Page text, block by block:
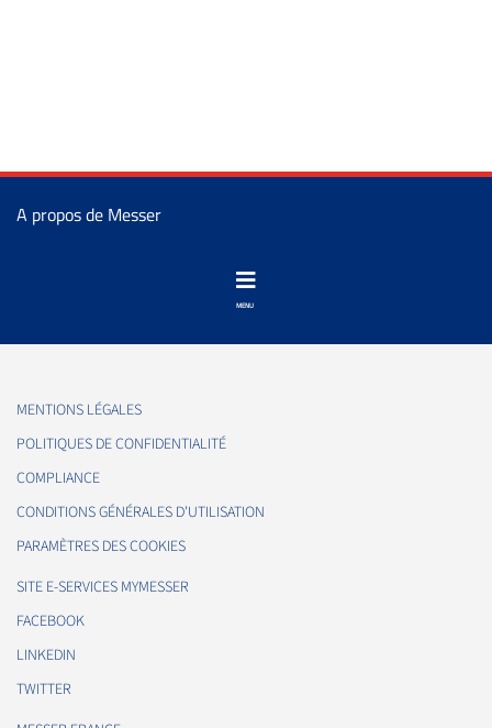
A propos de Messer
MENTIONS LÉGALES
POLITIQUES DE CONFIDENTIALITÉ
COMPLIANCE
CONDITIONS GÉNÉRALES D'UTILISATION
PARAMÈTRES DES COOKIES
SITE E-SERVICES MYMESSER
FACEBOOK
LINKEDIN
TWITTER